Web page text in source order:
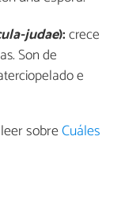
judae):crece
Son de
e
sobreCuáles